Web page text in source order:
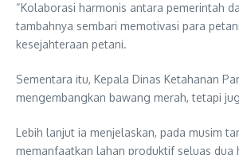
“Kolaborasi harmonis antara pemerintah
tambahnya sembari memotivasi para
kesejahteraan petani.
Sementara itu, Kepala Dinas Ketahanan
mengembangkan bawang merah, tetapi
Lebih lanjut ia menjelaskan, pada musim
memanfaatkan lahan produktif seluas dua